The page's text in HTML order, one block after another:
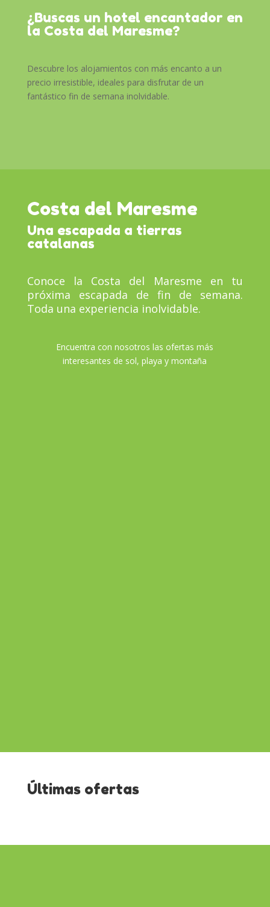
¿Buscas un hotel encantador en
la Costa del Maresme?
Descubre los alojamientos con más encanto a un
precio irresistible, ideales para disfrutar de un
fantástico fin de semana inolvidable.
Costa del Maresme
Una escapada a tierras
catalanas
Conoce la Costa del Maresme en tu
próxima escapada de fin de semana.
Toda una experiencia inolvidable.
Encuentra con nosotros las ofertas más
interesantes de sol, playa y montaña
Últimas ofertas